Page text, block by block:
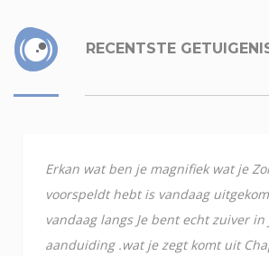
RECENTSTE
Erkan wat ben je magnifiek wat je
voorspeldt hebt is vandaag
vandaag langs Je bent echt zuiver
aanduiding .wat je zegt komt uit